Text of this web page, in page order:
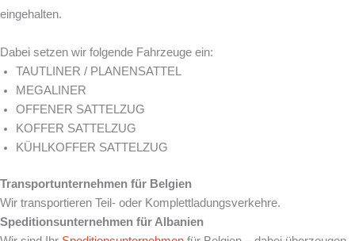
eingehalten.
Dabei setzen wir folgende Fahrzeuge ein:
TAUTLINER / PLANENSATTEL
MEGALINER
OFFENER SATTELZUG
KOFFER SATTELZUG
KÜHLKOFFER SATTELZUG
Transportunternehmen für Belgien
Wir transportieren Teil- oder Komplettladungsverkehre.
Speditionsunternehmen für Albanien